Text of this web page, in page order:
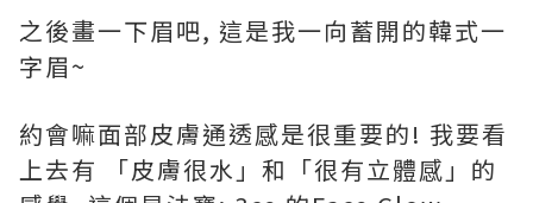
之後畫一下眉吧, 這是我一向蓄開的韓式一
字眉~
約會嘛面部皮膚通透感是很重要的! 我要看
上去有 「皮膚很水」和「很有立體感」的